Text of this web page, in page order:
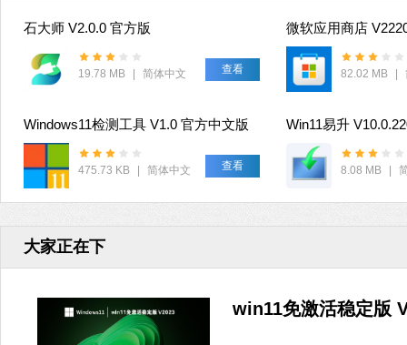
石大师 V2.0.0 官方版
19.78 MB | 简体中文 查看 82.02 MB |
Windows11检测工具 V1.0 官方中文版
475.73 KB | 简体中文 查看
Win11易升
8.08 MB |
大家正在下
win11免激活稳定版